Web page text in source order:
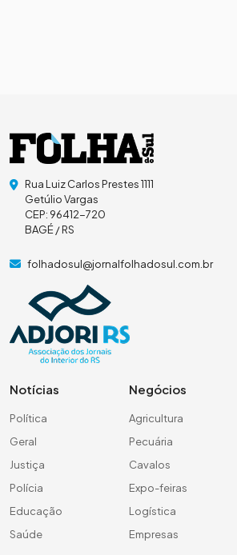
Rua Luiz Carlos Prestes 1111
Getúlio Vargas
CEP: 96412-720
BAGÉ / RS
folhadosul@jornalfolhadosul.com.br
Notícias
Política
Geral
Justiça
Polícia
Educação
Saúde
Negócios
Agricultura
Pecuária
Cavalos
Expo-feiras
Logística
Empresas